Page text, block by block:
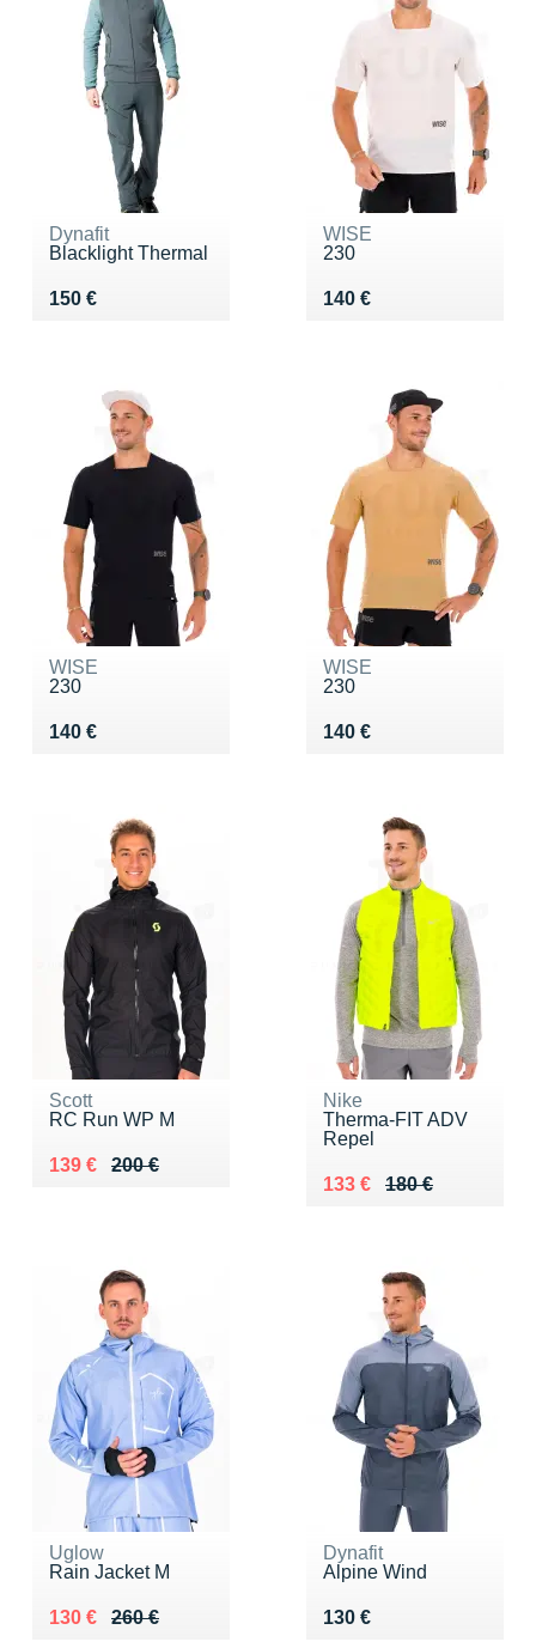
Dynafit
Blacklight Thermal
150 €
Vendu 150 €
WISE
230
140 €
Vendu 140 €
WISE
230
140 €
Vendu 140 €
WISE
230
140 €
Vendu 140 €
Scott
RC Run WP M
200 €
Au lieu de 200 €
139 €
Vendu 139 €
Nike
Therma-FIT ADV
Repel
180 €
Au lieu de 180 €
133 €
Vendu 133 €
Uglow
Rain Jacket M
260 €
Au lieu de 260 €
130 €
Vendu 130 €
Dynafit
Alpine Wind
130 €
Vendu 130 €